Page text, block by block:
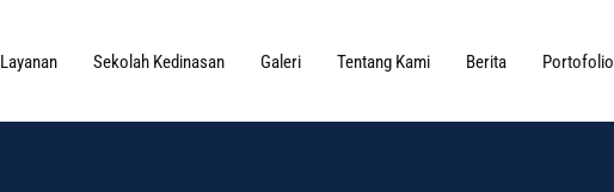
Layanan Sekolah Kedinasan Galeri Tentang Kami Berita Portofolio